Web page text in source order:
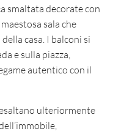
smaltata decorate con
sala che
casa. I balconi si
e sulla piazza,
autentico con il
ulteriormente